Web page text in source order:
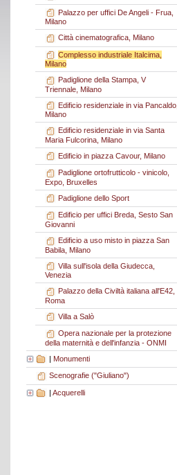
Palazzo per uffici De Angeli - Frua,
Milano
Città cinematografica, Milano
Complesso industriale Italcima,
Milano
Padiglione della Stampa, V
Triennale, Milano
Edificio residenziale in via Pancaldo,
Milano
Edificio residenziale in via Santa
Maria Fulcorina, Milano
Edificio in piazza Cavour, Milano
Padiglione ortofrutticolo - vinicolo,
Expo, Bruxelles
Padiglione dello Sport
Edificio per uffici Breda, Sesto San
Giovanni
Edificio a uso misto in piazza San
Babila, Milano
Villa sull'isola della Giudecca,
Venezia
Palazzo della Civiltà italiana all'E42,
Roma
Villa a Salò
Opera nazionale per la protezione
della maternità e dell'infanzia - ONMI
| Monumenti
Scenografie ("Giuliano")
| Acquerelli